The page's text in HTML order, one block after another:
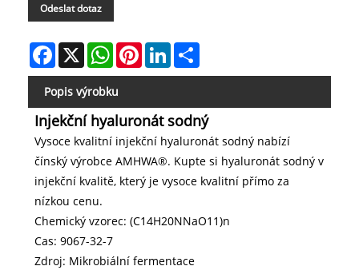
Odeslat dotaz
Facebook
X WhatsAppPinterestLinkedIn
Popis výrobku
Injekční hyaluronát sodný
Vysoce kvalitní injekční hyaluronát sodný nabízí
čínský výrobce AMHWA®. Kupte si hyaluronát sodný v
injekční kvalitě, který je vysoce kvalitní přímo za
nízkou cenu.
Chemický vzorec: (C14H20NNaO11)n
Cas: 9067-32-7
Zdroj: Mikrobiální fermentace